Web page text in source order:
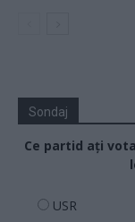
Sondaj
Ce partid ați
USR